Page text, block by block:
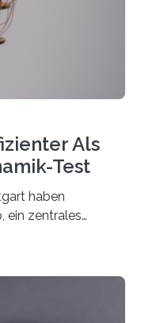
den
Als
Test
haben
ein zentrales
physikalische